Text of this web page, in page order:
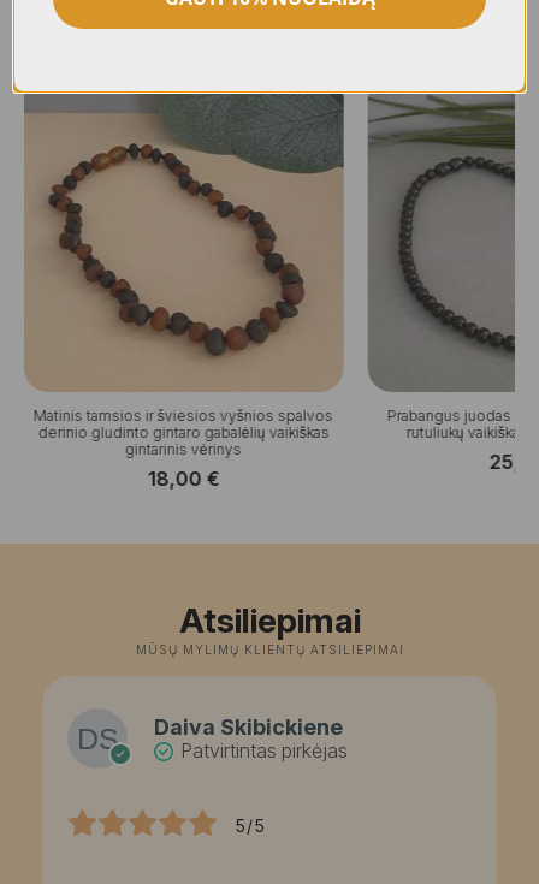
Matinis tamsios ir šviesios vyšnios spalvos
derinio gludinto gintaro gabalėlių vaikiškas
gintarinis vėrinys
18,00 €
Prabangus juodas
rutuliukų vaikiškas
Atsiliepimai
MŪSŲ MYLIMŲ KLIENTŲ ATSILIEPIMAI
Daiva Skibickiene
Patvirtintas pirkėjas
5/5